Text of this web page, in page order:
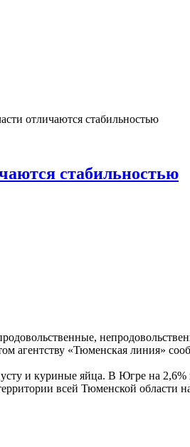
отличаются стабильностью
стабильностью
агентству «Тюменская линия»
и куриные яйца. В Югре на 2,6%
всей Тюменской области